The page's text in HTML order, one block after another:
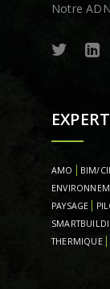
Notre ADN
AMO BIM/
PAYSAGE
THERMIQUE